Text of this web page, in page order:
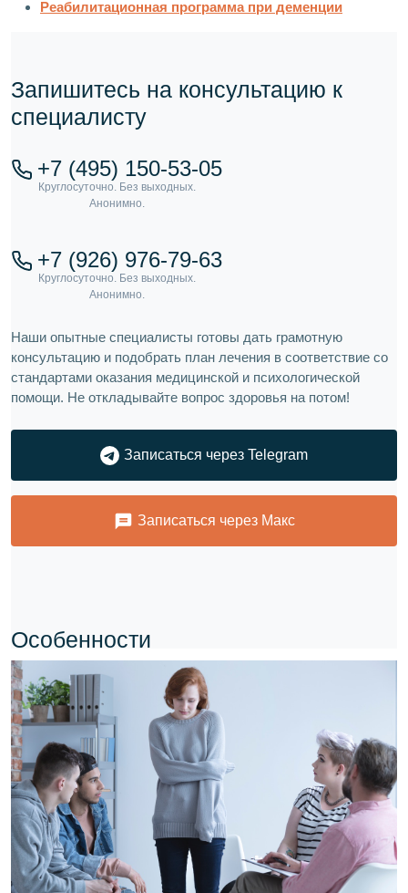
Реабилитационная программа при деменции
Запишитесь на консультацию к
специалисту
+7 (495) 150-53-05
+7 (926) 976-79-63
Наши опытные специалисты готовы дать грамотную
консультацию и подобрать план лечения в соответствие со
стандартами оказания медицинской и психологической
помощи. Не откладывайте вопрос здоровья на потом!
Записаться через Telegram
Записаться через Макс
Особенности